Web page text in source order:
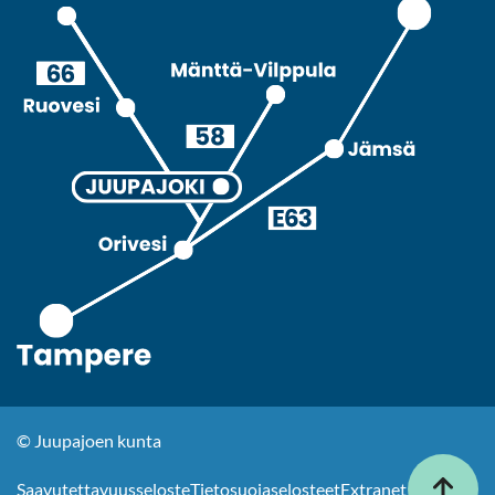
© Juupajoen kunta
Saa­vu­tet­ta­vuus­se­los­teTie­to­suo­ja­se­los­teetExtranet